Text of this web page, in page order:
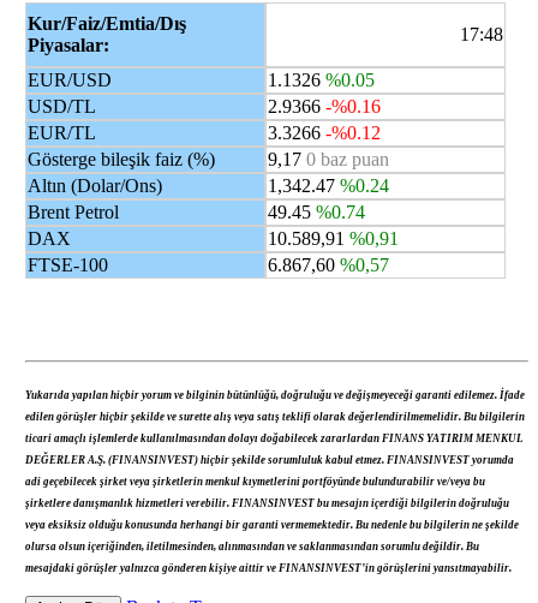
Kur/Faiz/Emtia/Dış
Piyasalar:
17:48
EUR/USD 1.1326 %0.05
USD/TL
2.9366 -%0.16
EUR/TL
3.3266 -%0.12
Gösterge bileşik faiz (%)
9,17 0 baz puan
Altın (Dolar/Ons)
1,342.47 %0.24
Brent Petrol
49.45 %0.74
DAX
10.589,91 %0,91
FTSE-100
6.867,60 %0,57
Yukarıda yapılan hiçbir yorum ve bilginin bütünlüğü, doğruluğu ve değişmeyeceği garanti edilemez. İfade
edilen görüşler hiçbir şekilde ve surette alış veya satış teklifi olarak değerlendirilmemelidir. Bu bilgilerin
ticari amaçlı işlemlerde kullanılmasından dolayı doğabilecek zararlardan FINANS YATIRIM MENKUL
DEĞERLER A.Ş. (FINANSINVEST) hiçbir şekilde sorumluluk kabul etmez. FINANSINVEST yorumda
adi geçebilecek şirket veya şirketlerin menkul kıymetlerini portföyünde bulundurabilir ve/veya bu
şirketlere danışmanlık hizmetleri verebilir. FINANSINVEST bu mesajın içerdiği bilgilerin doğruluğu
veya eksiksiz olduğu konusunda herhangi bir garanti vermemektedir. Bu nedenle bu bilgilerin ne şekilde
olursa olsun içeriğinden, iletilmesinden, alınmasından ve saklanmasından sorumlu değildir. Bu
mesajdaki görüşler yalnızca gönderen kişiye aittir ve FINANSINVEST’in görüşlerini yansıtmayabilir.